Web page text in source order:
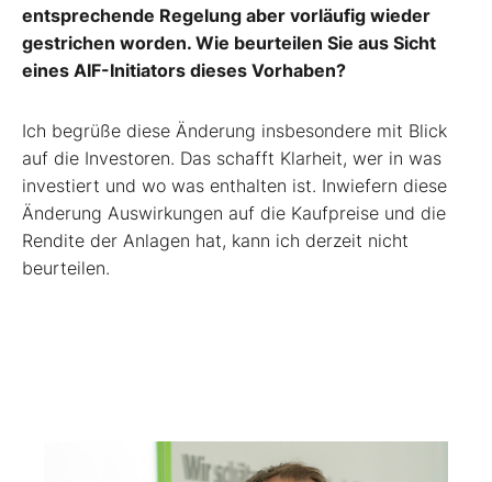
entsprechende Regelung aber vorläufig wieder
gestrichen worden. Wie beurteilen Sie aus Sicht
eines AIF-Initiators dieses Vorhaben?
Ich begrüße diese Änderung insbesondere mit Blick
auf die Investoren. Das schafft Klarheit, wer in was
investiert und wo was enthalten ist. Inwiefern diese
Änderung Auswirkungen auf die Kaufpreise und die
Rendite der Anlagen hat, kann ich derzeit nicht
beurteilen.